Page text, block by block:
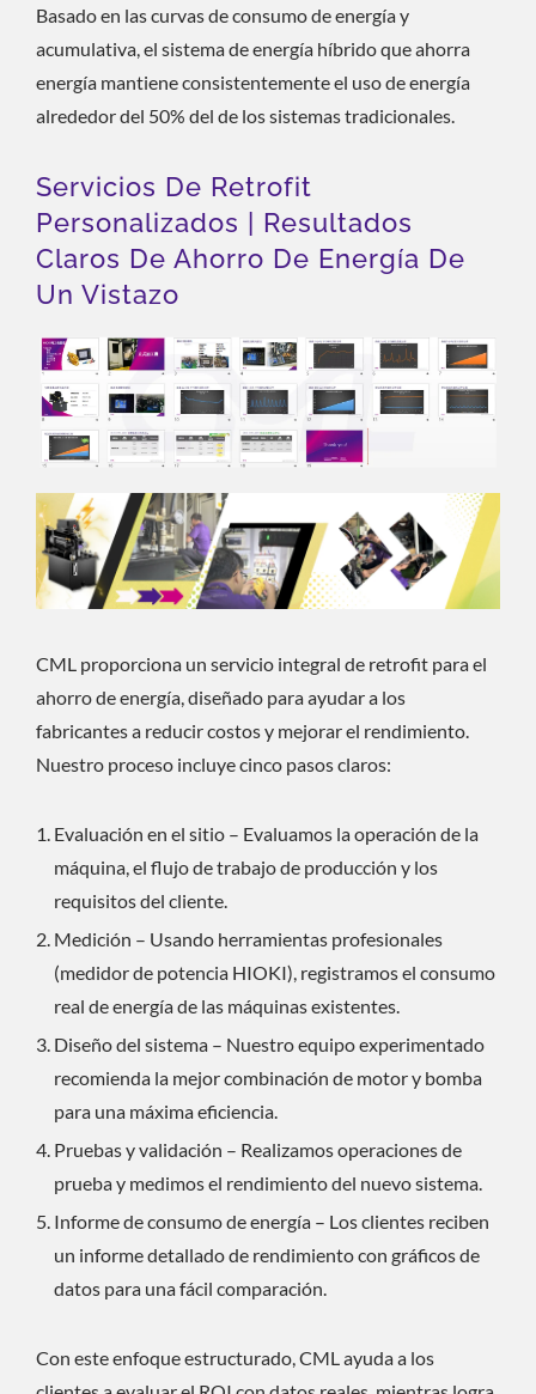
Basado en las curvas de consumo de energía y
acumulativa, el sistema de energía híbrido que ahorra
energía mantiene consistentemente el uso de energía
alrededor del 50% del de los sistemas tradicionales.
Servicios De Retrofit
Personalizados | Resultados
Claros De Ahorro De Energía De
Un Vistazo
CML proporciona un servicio integral de retrofit para el
ahorro de energía, diseñado para ayudar a los
fabricantes a reducir costos y mejorar el rendimiento.
Nuestro proceso incluye cinco pasos claros:
Evaluación en el sitio – Evaluamos la operación de la
máquina, el flujo de trabajo de producción y los
requisitos del cliente.
Medición – Usando herramientas profesionales
(medidor de potencia HIOKI), registramos el consumo
real de energía de las máquinas existentes.
Diseño del sistema – Nuestro equipo experimentado
recomienda la mejor combinación de motor y bomba
para una máxima eficiencia.
Pruebas y validación – Realizamos operaciones de
prueba y medimos el rendimiento del nuevo sistema.
Informe de consumo de energía – Los clientes reciben
un informe detallado de rendimiento con gráficos de
datos para una fácil comparación.
Con este enfoque estructurado, CML ayuda a los